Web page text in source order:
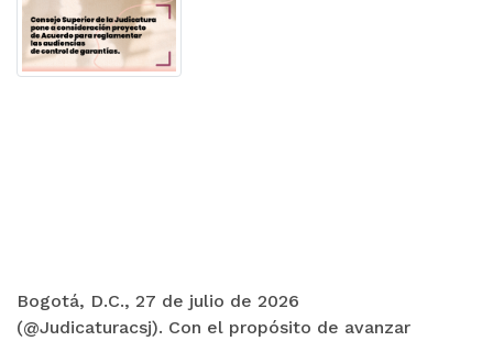
Bogotá, D.C., 27 de julio de 2026
(@Judicaturacsj). Con el propósito de avanzar